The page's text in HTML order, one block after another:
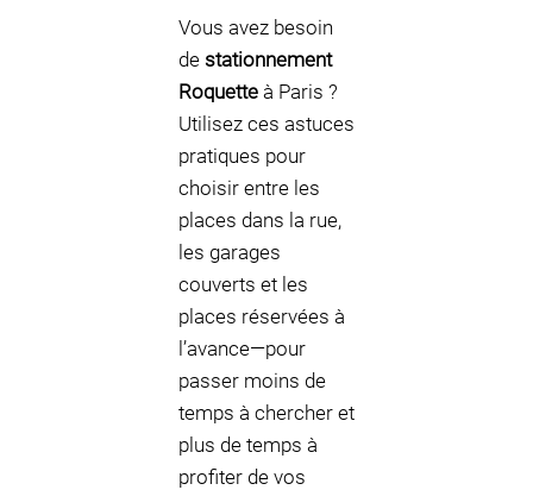
Vous avez besoin
de stationnement
Roquette à Paris ?
Utilisez ces astuces
pratiques pour
choisir entre les
places dans la rue,
les garages
couverts et les
places réservées à
l’avance—pour
passer moins de
temps à chercher et
plus de temps à
profiter de vos